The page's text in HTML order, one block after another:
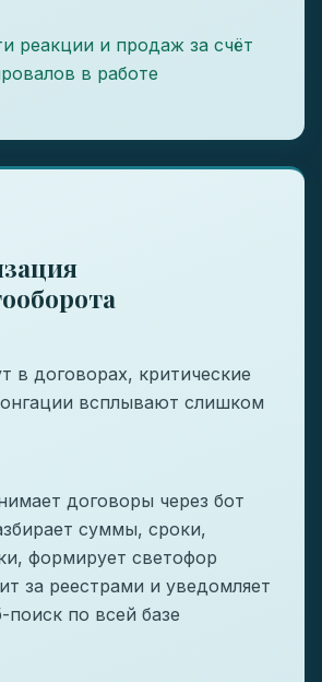
реакции и продаж за счёт
в работе
в договорах, критические
всплывают слишком
договоры через бот
суммы, сроки,
формирует светофор
за реестрами и уведомляет
поиск по всей базе